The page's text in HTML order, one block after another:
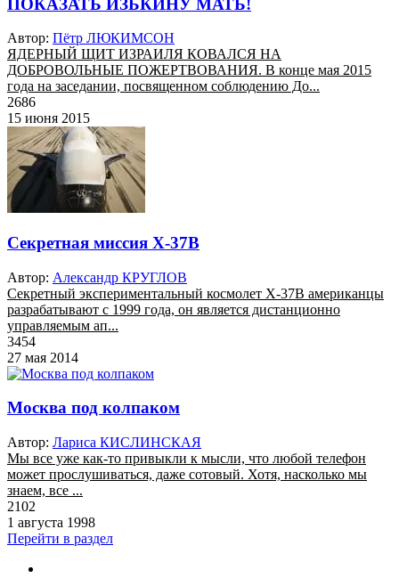
Автор: Пётр ЛЮКИМСОН
ЯДЕРНЫЙ ЩИТ ИЗРАИЛЯ КОВАЛСЯ НА
ДОБРОВОЛЬНЫЕ ПОЖЕРТВОВАНИЯ. В конце мая 2015
года на заседании, посвященном соблюдению До...
2686
15 июня 2015
Секретная миссия X-37В
Автор: Александр КРУГЛОВ
Секретный экспериментальный космолет X-37B американцы
разрабатывают с 1999 года, он является дистанционно
управляемым ап...
3454
27 мая 2014
Москва под колпаком
Автор: Лариса КИСЛИНСКАЯ
Мы все уже как-то привыкли к мысли, что любой телефон
может прослушиваться, даже сотовый. Хотя, насколько мы
знаем, все ...
2102
1 августа 1998
Перейти в раздел